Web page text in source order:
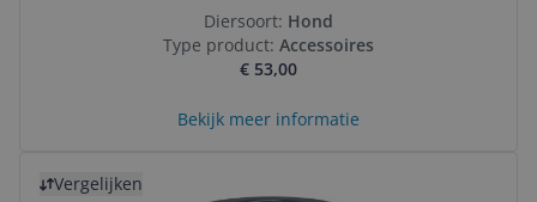
Diersoort: Hond
Type product: Accessoires
€ 53,00
Bekijk meer informatie
Vergelijken